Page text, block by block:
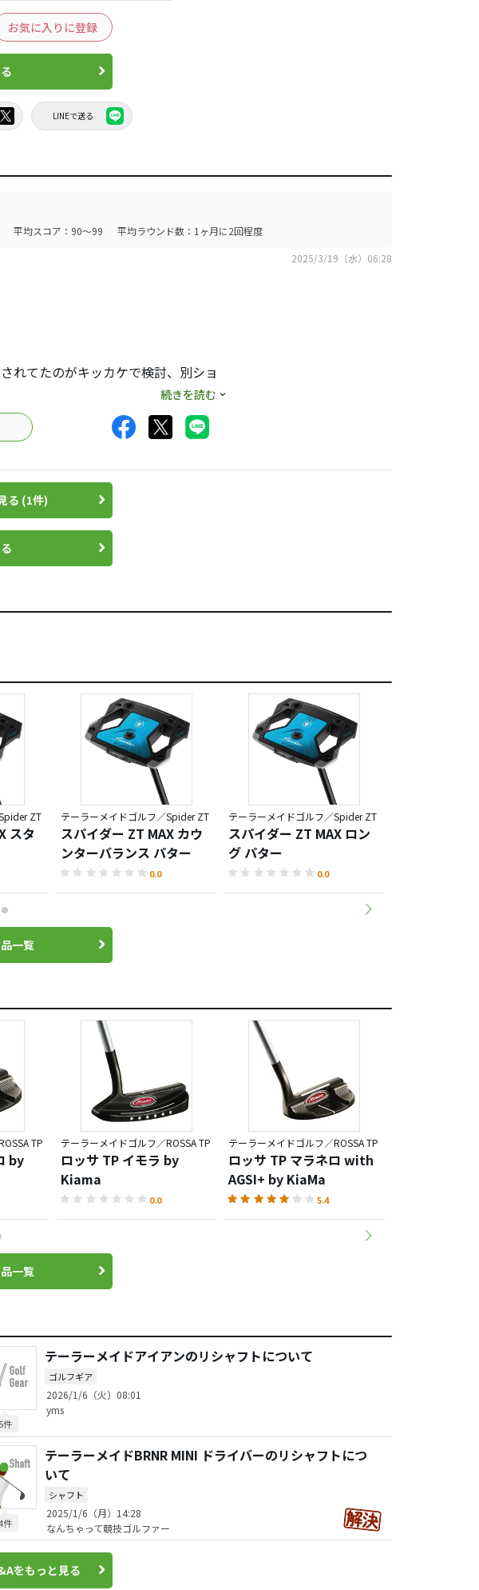
お気に入りに登録
LINEで送る
平均スコア：90～99
平均ラウンド数：1ヶ月に2回程度
2025/3/19（水）06:28
れてたのがキッカケで検討、別ショ
ので、ネット検索しましたが、オンラ
美品を見つけたので即購入しました。
続きを読む
る (1件)
ZT
スタ
テーラーメイドゴルフ／Spider ZT
スパイダー ZT MAX カウ
ンターバランス パター
0.0
テーラーメイドゴルフ／Spider ZT
スパイダー ZT MAX ロン
グ パター
0.0
一覧
TP
by
テーラーメイドゴルフ／ROSSA TP
ロッサ TP イモラ by
Kiama
0.0
テーラーメイドゴルフ／ROSSA TP
ロッサ TP マラネロ with
AGSI+ by KiaMa
5.4
一覧
5件
テーラーメイドアイアンのリシャフトについて
ゴルフギア
2026/1/6（火）08:01
yms
件
テーラーメイドBRNR MINI ドライバーのリシャフトにつ
いて
シャフト
2025/1/6（月）14:28
なんちゃって競技ゴルファー
をもっと見る